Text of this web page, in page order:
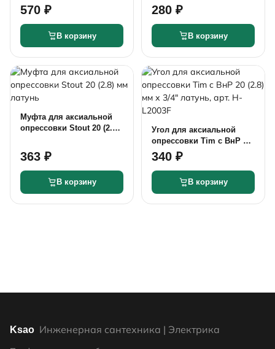
570 ₽
В корзину
(2.2) мм х 3/4" латунь,
арт. H-L1603F
280 ₽
В корзину
Муфта для аксиальной
опрессовки Stout 20 (2.8)
363 ₽
В корзину
Угол для аксиальной
опрессовки Tim c ВнР 20
(2.8) мм х 3/4" латунь,
арт. H-L2003F
340 ₽
В корзину
Ksao Инженерная сантехника | Электрика